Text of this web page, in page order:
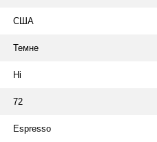
США
Темне
Ні
72
Espresso